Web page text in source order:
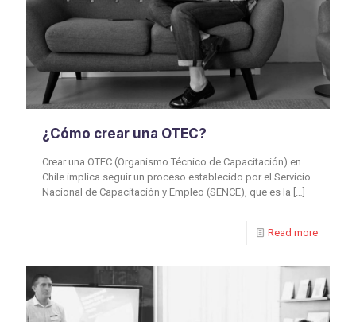
¿Cómo crear una OTEC?
Crear una OTEC (Organismo Técnico de Capacitación) en
Chile implica seguir un proceso establecido por el Servicio
Nacional de Capacitación y Empleo (SENCE), que es la
Read more